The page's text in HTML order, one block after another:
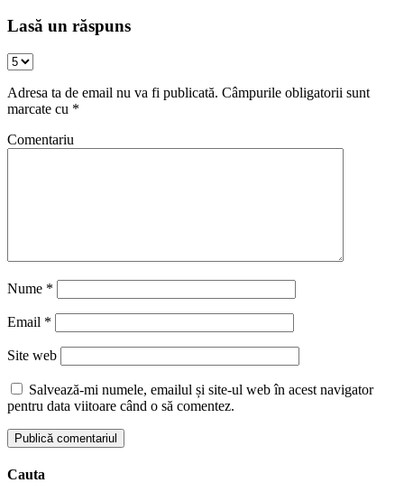
Lasă un răspuns
Adresa ta de email nu va fi publicată. Câmpurile obligatorii sunt
marcate cu *
Comentariu
Nume *
Email *
Site web
Salvează-mi numele, emailul și site-ul web în acest navigator
pentru data viitoare când o să comentez.
Cauta